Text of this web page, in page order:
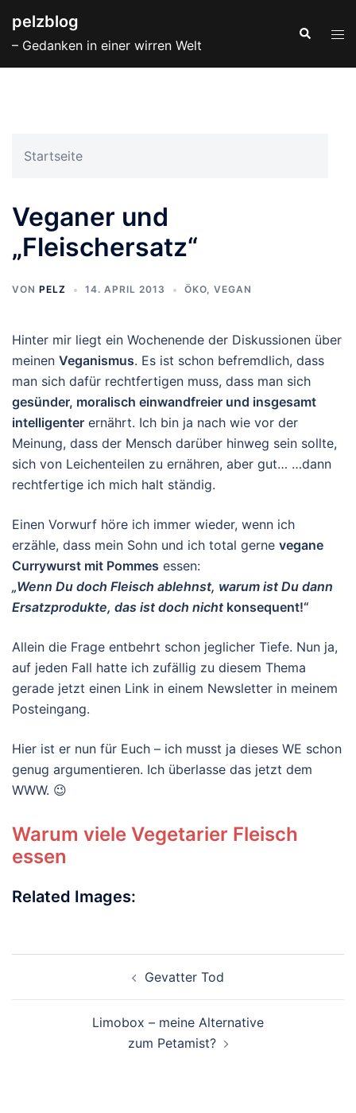
Inhalt
springen
pelzblog
– Gedanken in einer wirren Welt
Suche
Startseite
Veganer und
„Fleischersatz“
VON PELZ 14. APRIL 2013 ÖKO, VEGAN
Hinter mir liegt ein Wochenende der Diskussionen über
meinen Veganismus. Es ist schon befremdlich, dass
man sich dafür rechtfertigen muss, dass man sich
gesünder, moralisch einwandfreier und insgesamt
intelligenter ernährt. Ich bin ja nach wie vor der
Meinung, dass der Mensch darüber hinweg sein sollte,
sich von Leichenteilen zu ernähren, aber gut… …dann
rechtfertige ich mich halt ständig.
Einen Vorwurf höre ich immer wieder, wenn ich
erzähle, dass mein Sohn und ich total gerne vegane
Currywurst mit Pommes essen:
„Wenn Du doch Fleisch ablehnst, warum ist Du dann
Ersatzprodukte, das ist doch nicht konsequent!“
Allein die Frage entbehrt schon jeglicher Tiefe. Nun ja,
auf jeden Fall hatte ich zufällig zu diesem Thema
gerade jetzt einen Link in einem Newsletter in meinem
Posteingang.
Hier ist er nun für Euch – ich musst ja dieses WE schon
genug argumentieren. Ich überlasse das jetzt dem
WWW. 😉
Warum viele Vegetarier Fleisch
essen
Related Images:
Gevatter Tod
Limobox – meine Alternative
zum Petamist?